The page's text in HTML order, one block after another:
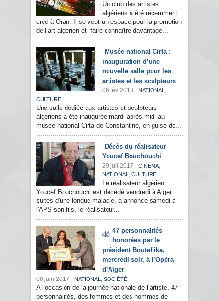
Un club des artistes
algériens a été récemment
créé à Oran. Il se veut un espace pour la promotion
de l’art algérien et faire connaître davantage...
Musée national Cirta :
inauguration d’une
nouvelle salle pour les
artistes et les sculpteurs
06 fév 2018 NATIONAL ,
CULTURE
Une salle dédiée aux artistes et sculpteurs
algériens a été inaugurée mardi après-midi au
musée national Cirta de Constantine, en guise de...
Décès du réalisateur
Youcef Bouchouchi
29 juil 2017 CINÉMA,
NATIONAL , CULTURE
Le réalisateur algérien
Youcef Bouchouchi est décédé vendredi à Alger
suites d'une longue maladie, a annoncé samedi à
l'APS son fils, le réalisateur...
47 personnalités
honorées par le
président Bouteflika,
mercredi soir, à l’Opéra
d’Alger
08 juin 2017 NATIONAL , SOCIÉTÉ
A l’occasion de la journée nationale de l’artiste, 47
personnalités, des femmes et des hommes de